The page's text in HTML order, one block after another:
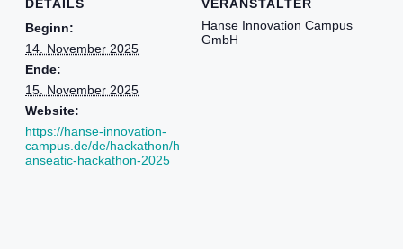
DETAILS
Beginn:
14. November 2025
Ende:
15. November 2025
Website:
https://hanse-innovation-
campus.de/de/hackathon/h
anseatic-hackathon-2025
VERANSTALTER
Hanse Innovation Campus
GmbH